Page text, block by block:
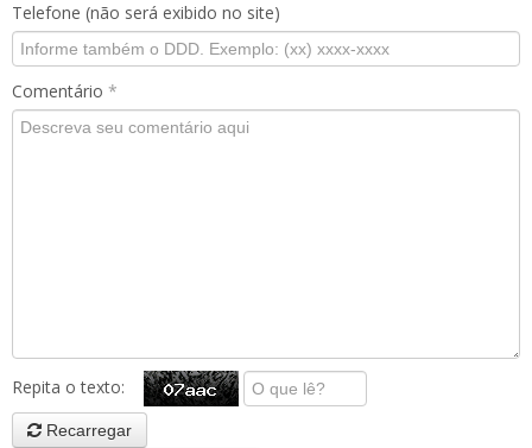
Telefone (não será exibido no site)
Comentário *
Repita o texto:
Recarregar